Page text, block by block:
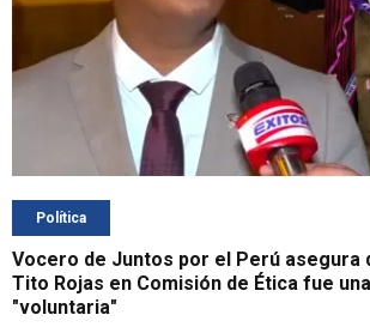
Política
Vocero de Juntos por el Perú asegura
Tito Rojas en Comisión de Ética fue
"voluntaria"